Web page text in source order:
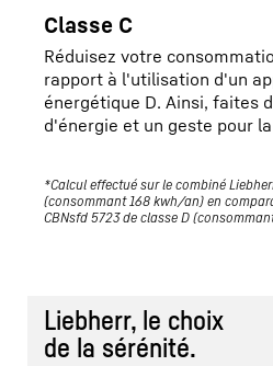
Classe C
Réduisez votre
rapport à l'utilisation d'un
énergétique D. Ainsi, faites
d'énergie et un geste pour
*Calcul effectué sur le combiné
(consommant 168 kwh/an) en
CBNsfd 5723 de classe D
Liebherr, le choix
de la sérénité.